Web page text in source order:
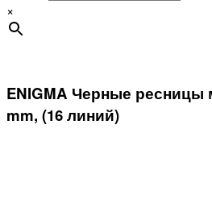
×
ENIGMA Черные ресницы
mm, (16 линий)